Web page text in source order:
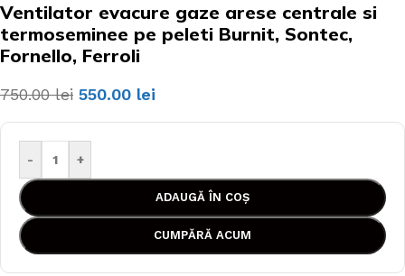
Ventilator evacure gaze arese centrale si
termoseminee pe peleti Burnit, Sontec,
Fornello, Ferroli
750.00lei 550.00 lei
- +
ADAUGĂ ÎN COȘ
CUMPĂRĂ ACUM